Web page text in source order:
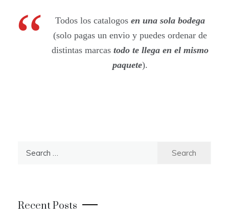
Todos los catalogos en una sola bodega
(solo pagas un envio y puedes ordenar de
distintas marcastodo te llega en el mismo
paquete).
h
Recent Posts